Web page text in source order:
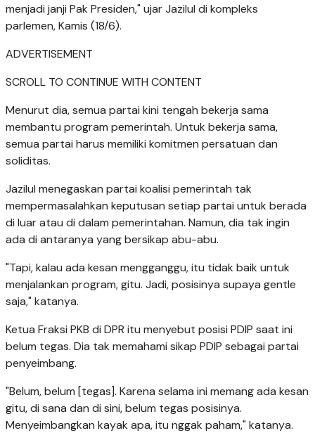
menjadi janji Pak Presiden," ujar Jazilul di kompleks
parlemen, Kamis (18/6).
ADVERTISEMENT
SCROLL TO CONTINUE WITH CONTENT
Menurut dia, semua partai kini tengah bekerja sama
membantu program pemerintah. Untuk bekerja sama,
semua partai harus memiliki komitmen persatuan dan
soliditas.
Jazilul menegaskan partai koalisi pemerintah tak
mempermasalahkan keputusan setiap partai untuk berada
di luar atau di dalam pemerintahan. Namun, dia tak ingin
ada di antaranya yang bersikap abu-abu.
"Tapi, kalau ada kesan mengganggu, itu tidak baik untuk
menjalankan program, gitu. Jadi, posisinya supaya gentle
saja," katanya.
Ketua Fraksi PKB di DPR itu menyebut posisi PDIP saat ini
belum tegas. Dia tak memahami sikap PDIP sebagai partai
penyeimbang.
"Belum, belum [tegas]. Karena selama ini memang ada kesan
gitu, di sana dan di sini, belum tegas posisinya.
Menyeimbangkan kayak apa, itu nggak paham," katanya.